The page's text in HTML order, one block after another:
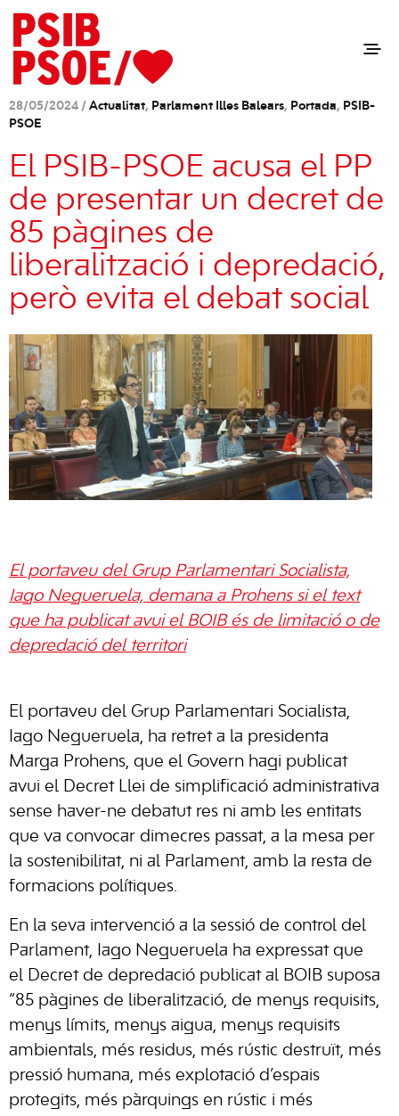
28/05/2024 / Actualitat, Parlament Illes Balears, Portada, PSIB-
PSOE
El PSIB-PSOE acusa el PP
de presentar un decret de
85 pàgines de
liberalització i depredació,
però evita el debat social
El portaveu del Grup Parlamentari Socialista,
Iago Negueruela, demana a Prohens si el text
que ha publicat avui el BOIB és de limitació o de
depredació del territori
El portaveu del Grup Parlamentari Socialista,
Iago Negueruela, ha retret a la presidenta
Marga Prohens, que el Govern hagi publicat
avui el Decret Llei de simplificació administrativa
sense haver-ne debatut res ni amb les entitats
que va convocar dimecres passat, a la mesa per
la sostenibilitat, ni al Parlament, amb la resta de
formacions polítiques.
En la seva intervenció a la sessió de control del
Parlament, Iago Negueruela ha expressat que
el Decret de depredació publicat al BOIB suposa
“85 pàgines de liberalització, de menys requisits,
menys límits, menys aigua, menys requisits
ambientals, més residus, més rústic destruït, més
pressió humana, més explotació d’espais
protegits, més pàrquings en rústic i més